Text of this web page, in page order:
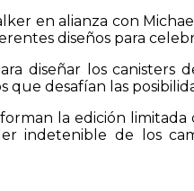
en alianza con
diseños para
diseñar los
que desafían las
la edición
indetenible de los